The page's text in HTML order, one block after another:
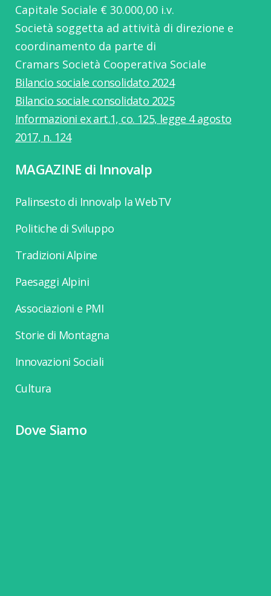
Capitale Sociale € 30.000,00 i.v.
Società soggetta ad attività di direzione e
coordinamento da parte di
Cramars Società Cooperativa Sociale
Bilancio sociale consolidato 2024
Bilancio sociale consolidato 2025
Informazioni ex art.1, co. 125, legge 4 agosto
2017, n. 124
MAGAZINE di Innovalp
Palinsesto di Innovalp la WebTV
Politiche di Sviluppo
Tradizioni Alpine
Paesaggi Alpini
Associazioni e PMI
Storie di Montagna
Innovazioni Sociali
Cultura
Dove Siamo